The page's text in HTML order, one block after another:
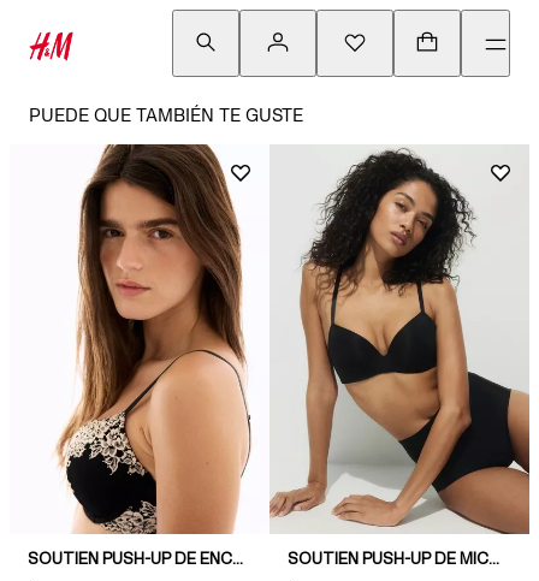
PUEDE QUE TAMBIÉN TE GUSTE
SOUTIEN PUSH-UP DE ENCAJE SOUTIEN PUSH-UP DE MICROFIBRA